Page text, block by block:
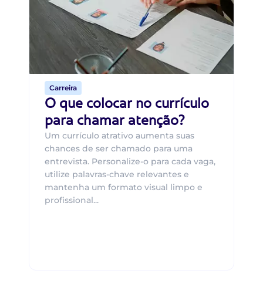
Carreira
O que colocar no currículo
para chamar atenção?
Um currículo atrativo aumenta suas
chances de ser chamado para uma
entrevista. Personalize-o para cada vaga,
utilize palavras-chave relevantes e
mantenha um formato visual limpo e
profissional...